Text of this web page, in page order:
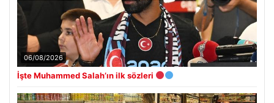
06/08/2026
İşte Muhammed Salah’ın ilk sözleri